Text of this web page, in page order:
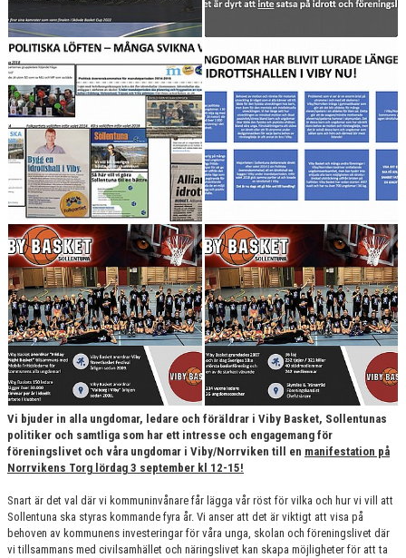
Vi bjuder in alla ungdomar, ledare och föräldrar i Viby Basket, Sollentunas
politiker och samtliga som har ett intresse och engagemang för
föreningslivet och våra ungdomar i Viby/Norrviken till en manifestation på
Norrvikens Torg lördag 3 september kl 12-15!
Snart är det val där vi kommuninvånare får lägga vår röst för vilka och hur vi vill att
Sollentuna ska styras kommande fyra år. Vi anser att det är viktigt att visa på
behoven av kommunens investeringar för våra unga, skolan och föreningslivet där
vi tillsammans med civilsamhället och näringslivet kan skapa möjligheter för att ta